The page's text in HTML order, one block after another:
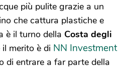
più pulite grazie a un
che cattura plastiche e
è il turno della Costa degli
merito è di NN Investment
di entrare a far parte della